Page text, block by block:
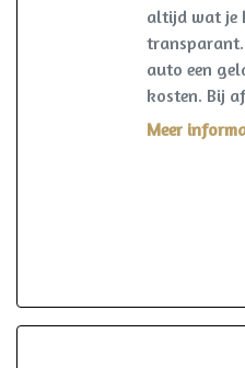
altijd wat je
transparant.
auto een
kosten. Bij
kosteloos op
vrijwaring
Meer